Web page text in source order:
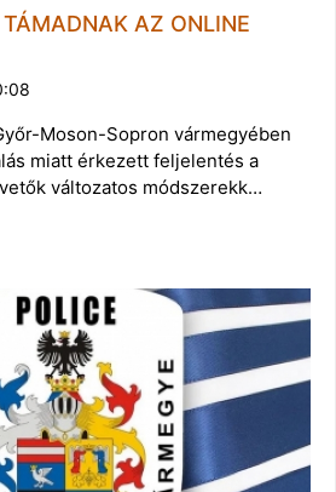
AZ ONLINE
Moson-Sopron vármegyében
miatt érkezett feljelentés a
változatos módszerekk…